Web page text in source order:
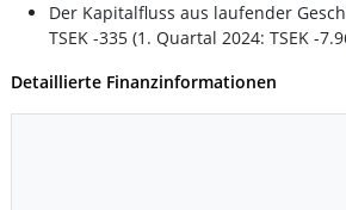
Der Kapitalfluss aus laufender
TSEK -335 (1. Quartal 2024: TSEK -
Detaillierte Finanzinformationen